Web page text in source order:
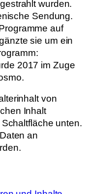
wurden.
Sendung.
auf
sie um ein
2017 im Zuge
von
Inhalt
unten.
an